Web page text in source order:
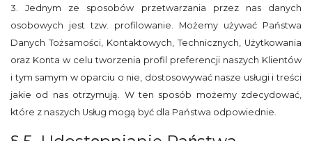
3. Jednym ze sposobów przetwarzania przez nas danych
osobowych jest tzw. profilowanie. Możemy używać Państwa
Danych Tożsamości, Kontaktowych, Technicznych, Użytkowania
oraz Konta w celu tworzenia profil preferencji naszych Klientów
i tym samym w oparciu o nie, dostosowywać nasze usługi i treści
jakie od nas otrzymują. W ten sposób możemy zdecydować,
które z naszych Usług mogą być dla Państwa odpowiednie.